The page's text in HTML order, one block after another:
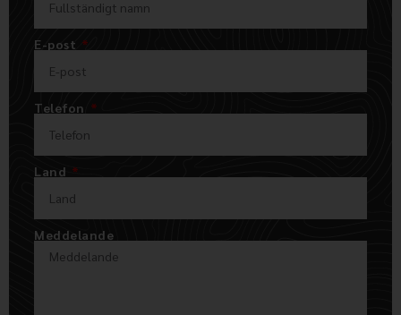
E-post
Telefon
Land
Meddelande